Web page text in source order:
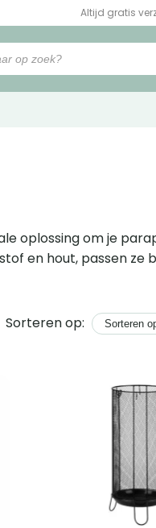
Altijd gratis
oplossing om je
en hout, passen ze
Sorteren op: